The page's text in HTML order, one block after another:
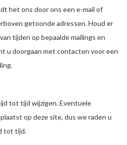
het ons door ons een e-mail of
getoonde adressen. Houd er
tijden op bepaalde mailings en
u doorgaan met contacten voor een
tot tijd wijzigen. Eventuele
op deze site, dus we raden u
tot tijd.